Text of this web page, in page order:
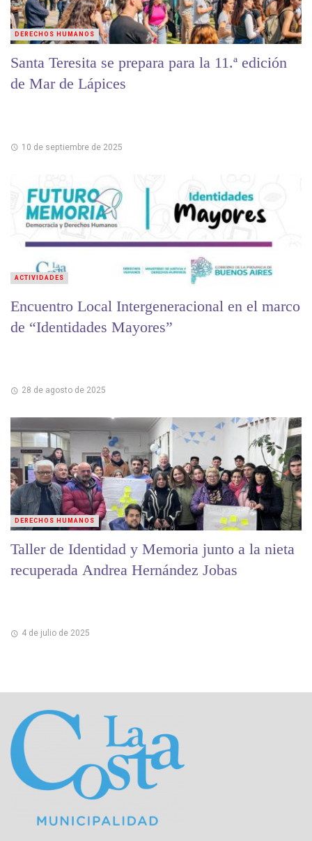
Santa Teresita se prepara para la 11.ª edición
de Mar de Lápices
10 de septiembre de 2025
DERECHOS HUMANOS
Encuentro Local Intergeneracional en el marco
de “Identidades Mayores”
28 de agosto de 2025
ACTIVIDADES
Taller de Identidad y Memoria junto a la nieta
recuperada Andrea Hernández Jobas
4 de julio de 2025
DERECHOS HUMANOS